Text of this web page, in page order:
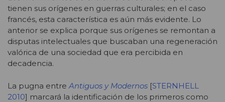
tienen sus orígenes en guerras culturales; en el caso
francés, esta característica es aún más evidente. Lo
anterior se explica porque sus orígenes se remontan a
disputas intelectuales que buscaban una regeneración
valórica de una sociedad que era percibida en
decadencia.
La pugna entre Antiguos y Modernos [STERNHELL
2010] marcará la identificación de los primeros como